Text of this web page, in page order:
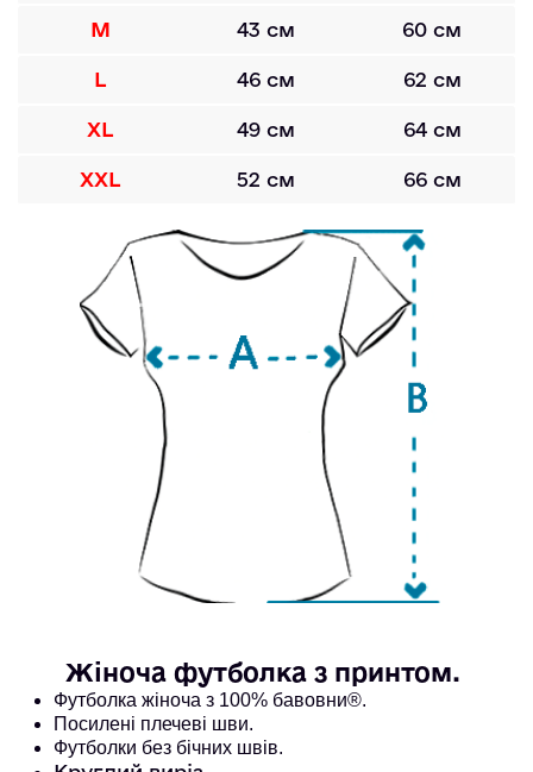
M 43 см 60 см
L 46 см 62 см
XL 49 см 64 см
XXL 52 см 66 см
Жіноча футболка з принтом.
Футболка жіноча з 100% бавовни®.
Посилені плечеві шви.
Футболки без бічних швів.